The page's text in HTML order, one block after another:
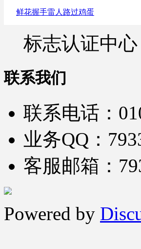
鲜花握手雷人 路过鸡蛋
标志认证中心
联系我们
联系电话：
业务QQ：
客服邮箱：
Powered by